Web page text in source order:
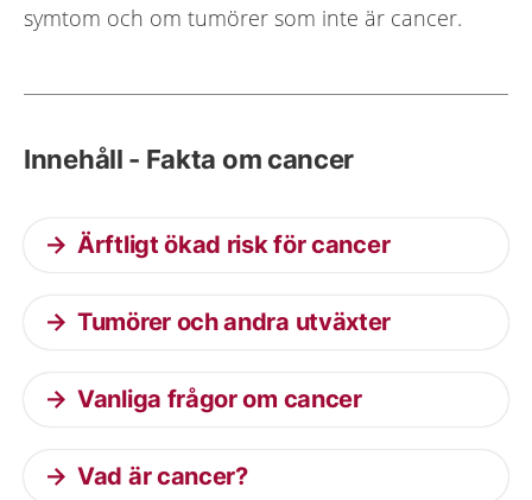
symtom och om tumörer som inte är cancer.
Innehåll - Fakta om cancer
Ärftligt ökad risk för cancer
Tumörer och andra utväxter
Vanliga frågor om cancer
Vad är cancer?